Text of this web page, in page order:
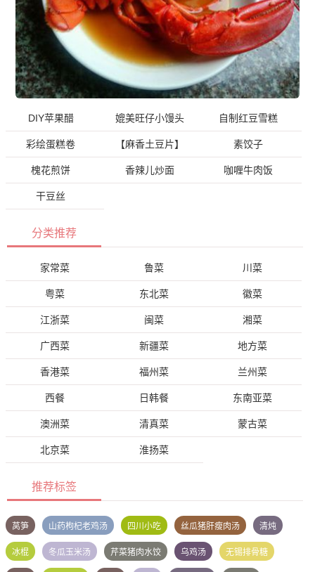
DIY苹果醋 媲美旺仔小馒头 自制红豆雪糕
彩绘蛋糕卷 【麻香土豆片】 素饺子
槐花煎饼 香辣儿炒面 咖喱牛肉饭
干豆丝
分类推荐
家常菜 鲁菜 川菜
粤菜 东北菜 徽菜
江浙菜 闽菜 湘菜
广西菜 新疆菜 地方菜
香港菜 福州菜 兰州菜
西餐 日韩餐 东南亚菜
澳洲菜 清真菜 蒙古菜
北京菜 淮扬菜
推荐标签
莴笋 山药枸杞老鸡汤 四川小吃 丝瓜猪肝瘦肉汤 清炖
冰棍 冬瓜玉米汤 芹菜猪肉水饺 乌鸡汤 无锡排骨糖